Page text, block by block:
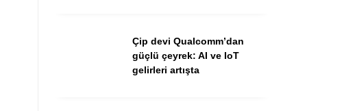
Çip devi Qualcomm’dan
güçlü çeyrek: AI ve IoT
gelirleri artışta